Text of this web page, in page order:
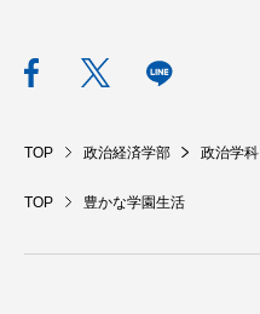
TOP 政治経済学部 政治学科
TOP 豊かな学園生活